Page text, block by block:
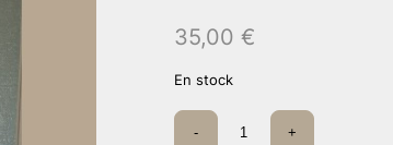
35,00 €
En stock
quantité
- +